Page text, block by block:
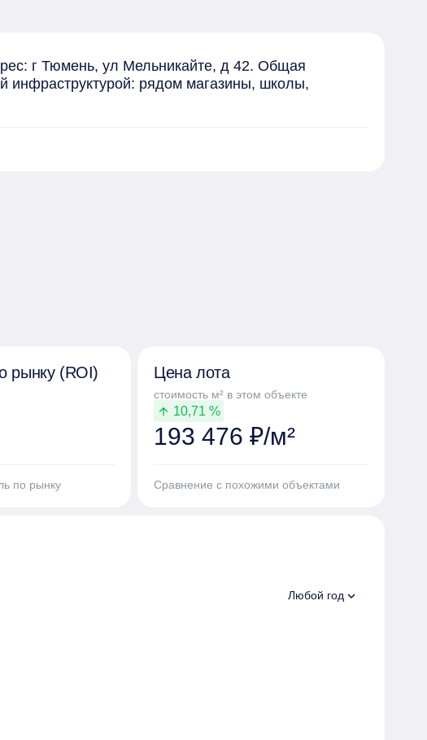
г Тюмень, ул Мельникайте, д 42. Общая
инфраструктурой: рядом магазины, школы,
рынку (ROI)
по рынку
Цена лота
стоимость м² в этом объекте
arrow_upward 10,71 %
193 476 ₽/м²
Сравнение с похожими объектами
Любой год expand_more